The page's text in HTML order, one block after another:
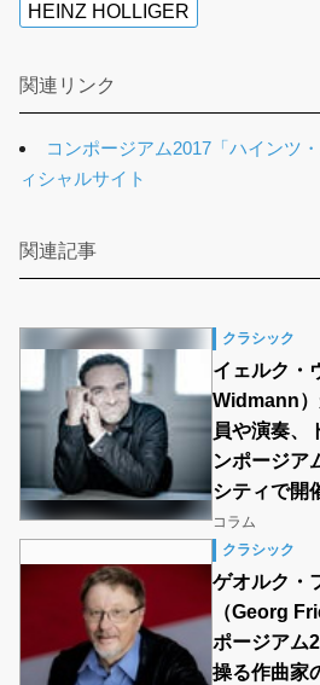
HEINZ HOLLIGER
関連リンク
コンポージアム2017「ハインツ
ィシャルサイト
関連記事
クラシック
イェルク・
Widmann
員や演奏、
ンポージア
シティで開
コラム
クラシック
ゲオルク・
（Georg
ポージアム
操る作曲家